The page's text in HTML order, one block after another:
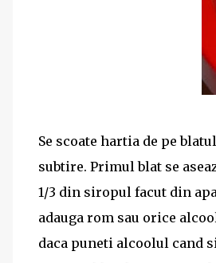
Se scoate hartia de pe
subtire. Primul blat se
1/3 din siropul facut din
adauga rom sau orice
daca puneti alcoolul cand